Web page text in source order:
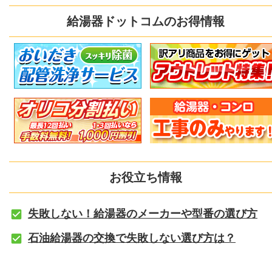
給湯器ドットコムのお得情報
お役立ち情報
失敗しない！給湯器のメーカーや型番の選び方
石油給湯器の交換で失敗しない選び方は？